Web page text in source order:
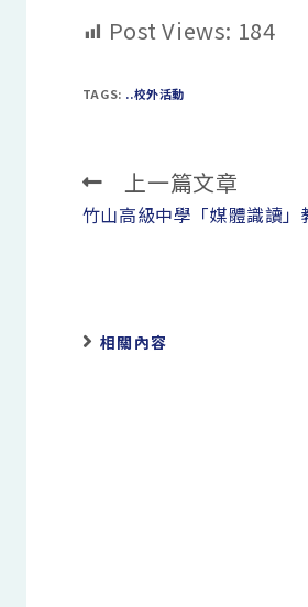
Post Views: 184
TAGS: ..校外活動
Read
more
上一篇文章
竹山高級中學「媒體識讀」
相關內容